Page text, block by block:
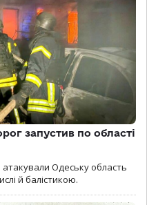
запустив по області
атакували Одеську область
й балістикою.